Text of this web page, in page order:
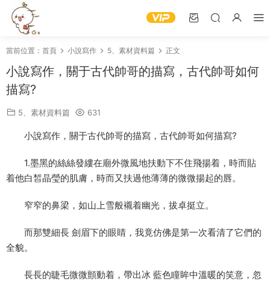
當前位置： 首頁 小說寫作 5、素材資料篇 正文
小說寫作，關于古代帥哥的描寫，古代帥哥如何
描寫?
5、素材資料篇 631
小說寫作，關于古代帥哥的描寫，古代帥哥如何描寫?
1.墨黑的絲絲發縷在廟外微風地扶動下不住飛揚着，時而貼
着他白皙晶瑩的肌膚，時而又扶過他薄薄的微微揚起的唇。
窄窄的鼻梁，如山上雪般襯着幽光，拔卓挺立。
而那雙細長 劍眉下的眼睛，我竟仿佛是第一次看清了它們的
全貌。
長長的睫毛微微顫動着，帶出冰 藍色瞳眸中溫暖的笑意，忽